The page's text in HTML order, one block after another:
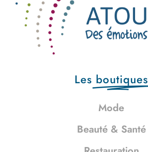
Les boutiques
Mode
Beauté & Santé